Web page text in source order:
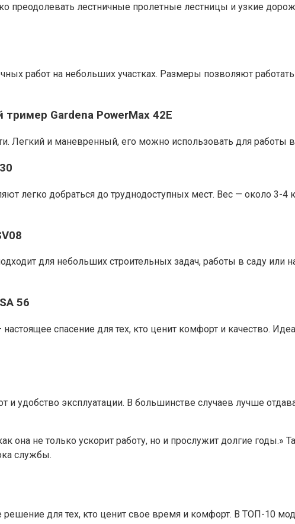
преодолевать лестничные пролетные лестницы и узкие
работ на небольших участках. Размеры позволяют
Gardena PowerMax 42E
Легкий и маневренный, его можно использовать для работы
легко добраться до труднодоступных мест. Вес — около 3-4
для небольших строительных задач, работы в саду или
56
спасение для тех, кто ценит комфорт и качество.
и удобство эксплуатации. В большинстве случаев лучше
не только ускорит работу, но и прослужит долгие годы.»
службы.
для тех, кто ценит свое время и комфорт. В ТОП-10